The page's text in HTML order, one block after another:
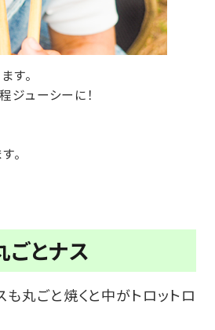
す。
ジューシーに！
。
ごとナス
丸ごと焼くと中がトロットロ